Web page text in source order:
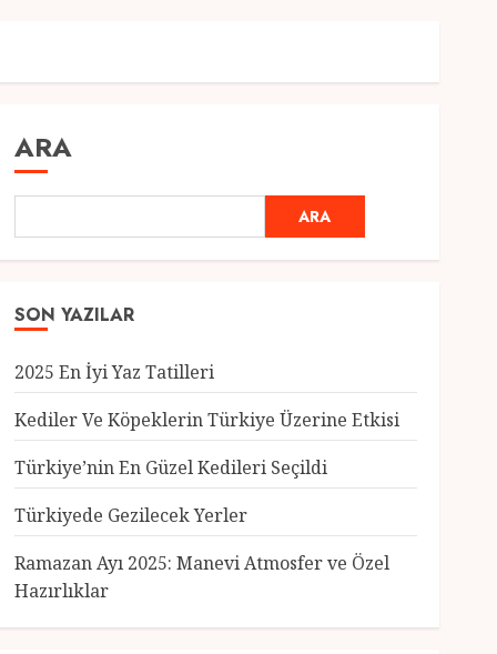
ARA
ARA
SON YAZILAR
2025 En İyi Yaz Tatilleri
Kediler Ve Köpeklerin Türkiye Üzerine Etkisi
Türkiye’nin En Güzel Kedileri Seçildi
Türkiyede Gezilecek Yerler
Ramazan Ayı 2025: Manevi Atmosfer ve Özel
Hazırlıklar
3
Genel
Türkiye’nin En Güzel
Kedileri Seçildi